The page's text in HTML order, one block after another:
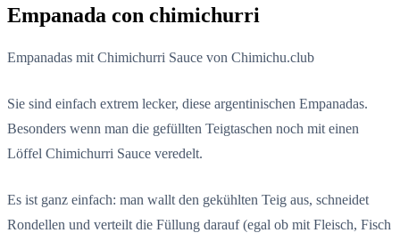
Empanada con chimichurri
Empanadas mit Chimichurri Sauce von Chimichu.club
Sie sind einfach extrem lecker, diese argentinischen Empanadas.
Besonders wenn man die gefüllten Teigtaschen noch mit einen
Löffel Chimichurri Sauce veredelt.
Es ist ganz einfach: man wallt den gekühlten Teig aus, schneidet
Rondellen und verteilt die Füllung darauf (egal ob mit Fleisch, Fisch